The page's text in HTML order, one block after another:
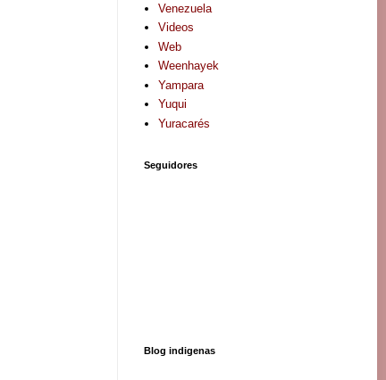
Venezuela
Videos
Web
Weenhayek
Yampara
Yuqui
Yuracarés
Seguidores
Blog indigenas